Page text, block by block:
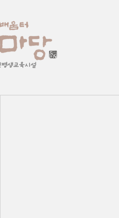
생교육시설